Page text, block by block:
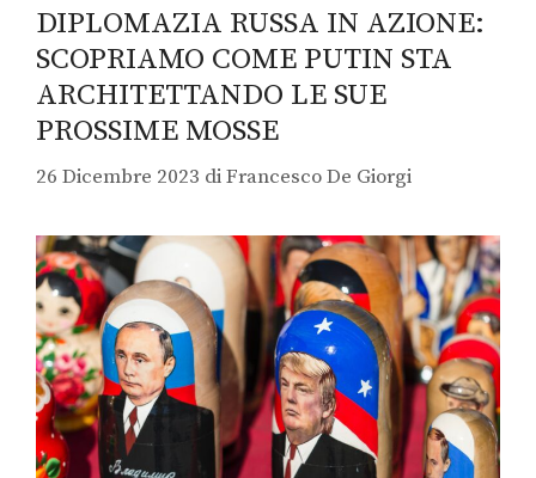
DIPLOMAZIA RUSSA IN AZIONE:
SCOPRIAMO COME PUTIN STA
ARCHITETTANDO LE SUE
PROSSIME MOSSE
26 Dicembre 2023 diFrancesco De Giorgi